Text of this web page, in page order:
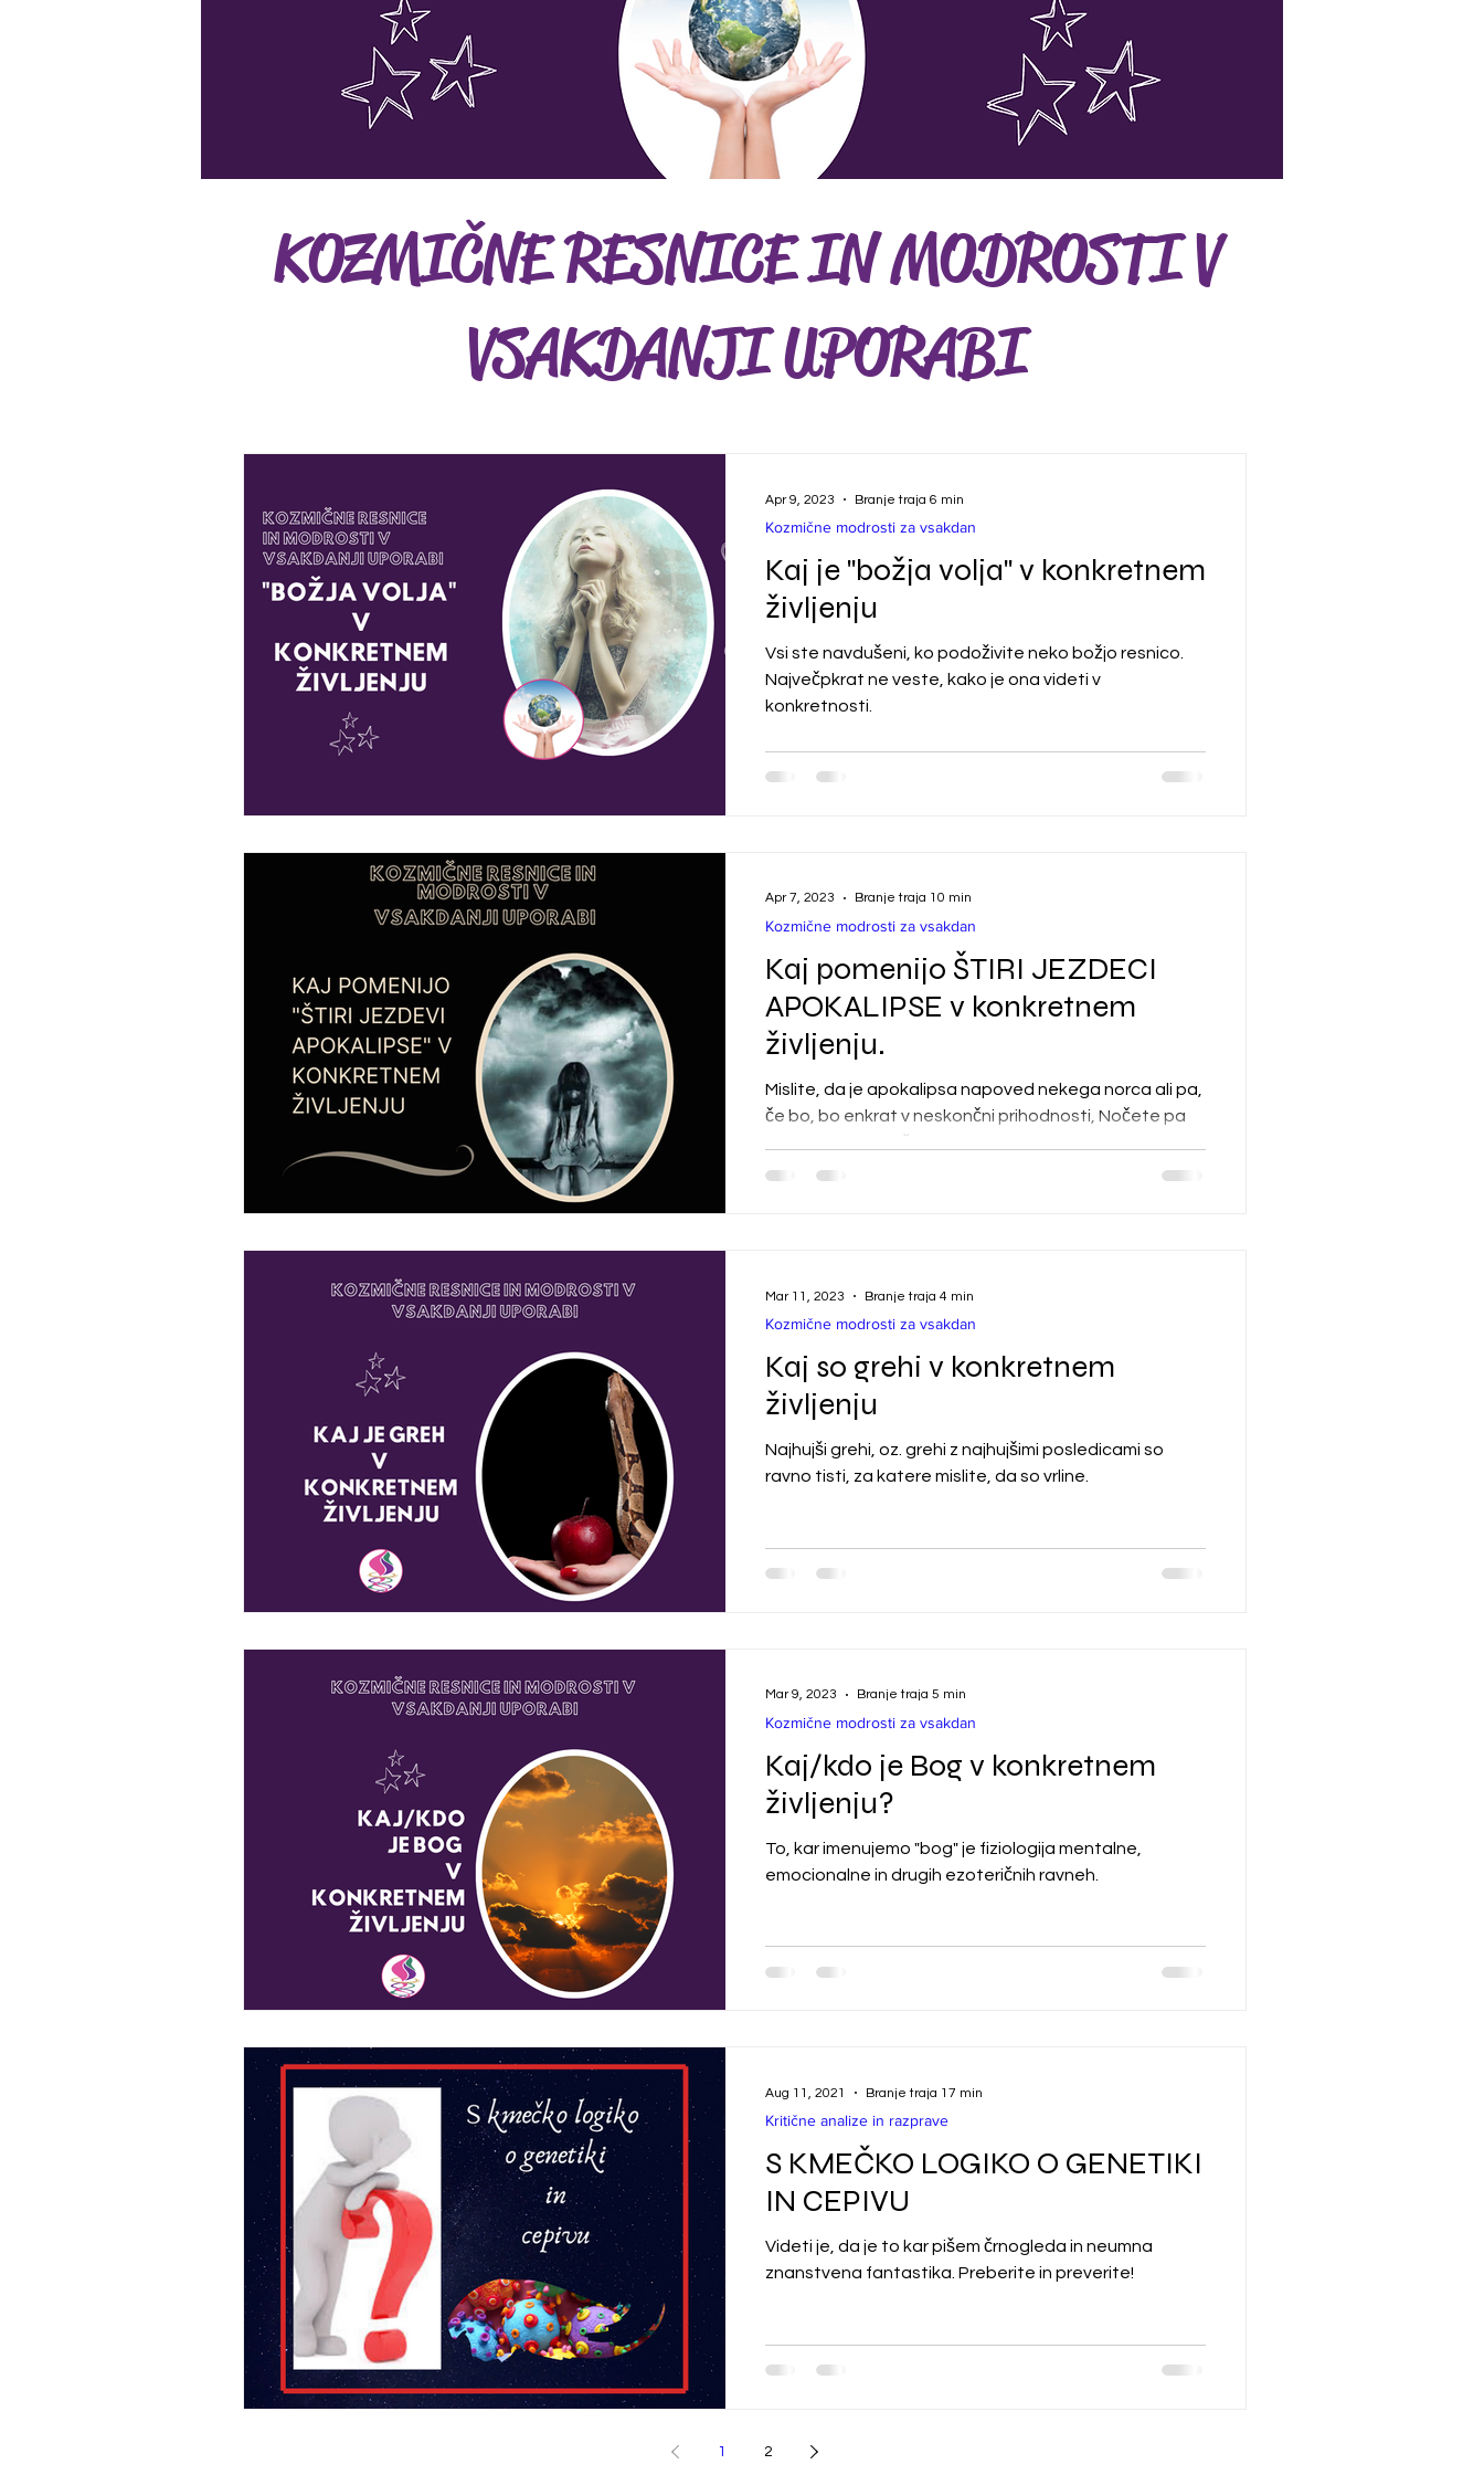
KOZMIČNE RESNICE IN MODROSTI V
VSAKDANJI UPORABI
Kaj je "božja volja" v konkretnem
življenju
Vsi ste navdušeni, ko podoživite neko božjo resnico.
Največpkrat ne veste, kako je ona videti v
konkretnosti.
Kozmične modrosti za vsakdan
Apr 9, 2023 Branje traja 6 min
Kaj pomenijo ŠTIRI JEZDECI
APOKALIPSE v konkretnem
življenju.
Mislite, da je apokalipsa napoved nekega norca ali pa,
če bo, bo enkrat v neskončni prihodnosti, Nočete pa
videti, da se ona že dogaja.
Kozmične modrosti za vsakdan
Apr 7, 2023 Branje traja 10 min
Kaj so grehi v konkretnem
življenju
Najhujši grehi, oz. grehi z najhujšimi posledicami so
ravno tisti, za katere mislite, da so vrline.
Kozmične modrosti za vsakdan
Mar 11, 2023 Branje traja 4 min
Kaj/kdo je Bog v konkretnem
življenju?
To, kar imenujemo "bog" je fiziologija mentalne,
emocionalne in drugih ezoteričnih ravneh.
Kozmične modrosti za vsakdan
Mar 9, 2023 Branje traja 5 min
S KMEČKO LOGIKO O GENETIKI
IN CEPIVU
Videti je, da je to kar pišem črnogleda in neumna
znanstvena fantastika. Preberite in preverite!
Kritične analize in razprave
Aug 11, 2021 Branje traja 17 min
1 2